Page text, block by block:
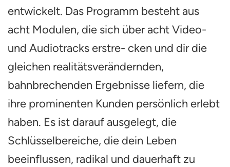
entwickelt. Das Programm besteht aus
acht Modulen, die sich über acht Video-
und Audiotracks erstre- cken und dir die
gleichen realitätsverändernden,
bahnbrechenden Ergebnisse liefern, die
ihre prominenten Kunden persönlich erlebt
haben. Es ist darauf ausgelegt, die
Schlüsselbereiche, die dein Leben
beeinflussen, radikal und dauerhaft zu